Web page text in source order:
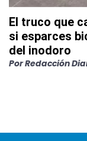
El truco que
si esparces
del inodoro
PorRedacción